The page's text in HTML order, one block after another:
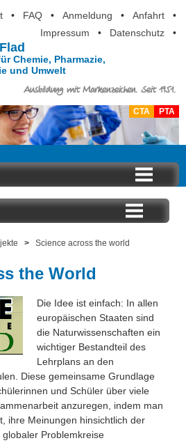
• FAQ • Anmeldung • Anfahrt
•
Impressum
• Datenschutz •
Chemie, Pharmazie,
und Umwelt
Ausbildung mit Markenzeichen. Seit 1951.
CTA PTA
Young People
> Science across the world
the World
Die Idee ist einfach: In allen
europäischen Staaten sind
die Naturwissenschaften ein
wichtiger Bestandteil des
Lehrplans an den
Diese gemeinsame Grundlage
und Schüler über viele
anzuregen, indem man
ihre Meinungen hinsichtlich der
Problemkreise